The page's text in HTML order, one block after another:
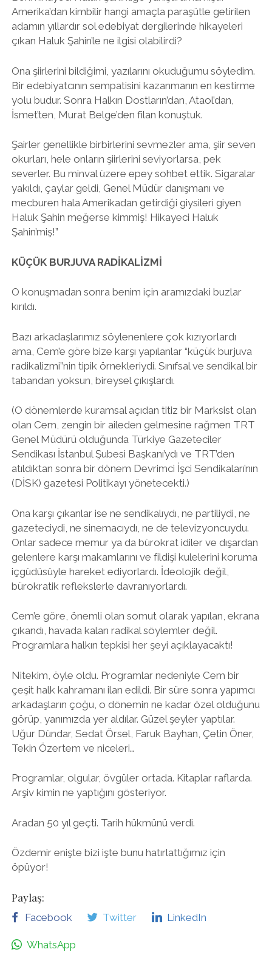
Amerika’dan kimbilir hangi amaçla paraşütle getirilen
adamın yıllardır sol edebiyat dergilerinde hikayeleri
çıkan Haluk Şahin’le ne ilgisi olabilirdi?
Ona şiirlerini bildiğimi, yazılarını okuduğumu söyledim.
Bir edebiyatcının sempatisini kazanmanın en kestirme
yolu budur. Sonra Halkın Dostların’dan, Ataol’dan,
İsmet’ten, Murat Belge’den filan konuştuk.
Şairler genellikle birbirlerini sevmezler ama, şiir seven
okurları, hele onların şiirlerini seviyorlarsa, pek
severler. Bu minval üzere epey sohbet ettik. Sigaralar
yakıldı, çaylar geldi, Genel Müdür danışmanı ve
mecburen hala Amerikadan getirdiği giysileri giyen
Haluk Şahin meğerse kimmiş! Hikayeci Haluk
Şahin’miş!”
KÜÇÜK BURJUVA RADİKALİZMİ
O konuşmadan sonra benim için aramızdaki buzlar
kırıldı.
Bazı arkadaşlarımız söylenenlere çok kızıyorlardı
ama, Cem’e göre bize karşı yapılanlar “küçük burjuva
radikalizmi”nin tipik örnekleriydi. Sınıfsal ve sendikal bir
tabandan yoksun, bireysel çıkışlardı.
(O dönemlerde kuramsal açıdan titiz bir Marksist olan
olan Cem, zengin bir aileden gelmesine rağmen TRT
Genel Müdürü olduğunda Türkiye Gazeteciler
Sendikası İstanbul Şubesi Başkanı’ydı ve TRT’den
atıldıktan sonra bir dönem Devrimci İşci Sendikaları’nın
(DİSK) gazetesi Politikayı yönetecekti.)
Ona karşı çıkanlar ise ne sendikalıydı, ne partiliydi, ne
gazeteciydi, ne sinemacıydı, ne de televizyoncuydu.
Onlar sadece memur ya da bürokrat idiler ve dışardan
gelenlere karşı makamlarını ve fildişi kulelerini koruma
içgüdüsüyle hareket ediyorlardı. İdeolojik değil,
bürokratik reflekslerle davranıyorlardı.
Cem’e göre, önemli olan somut olarak yapılan, ekrana
çıkandı, havada kalan radikal söylemler değil.
Programlara halkın tepkisi her şeyi açıklayacaktı!
Nitekim, öyle oldu. Programlar nedeniyle Cem bir
çeşit halk kahramanı ilan edildi. Bir süre sonra yapımcı
arkadaşların çoğu, o dönemin ne kadar özel olduğunu
görüp, yanımızda yer aldılar. Güzel şeyler yaptılar.
Uğur Dündar, Sedat Örsel, Faruk Bayhan, Çetin Öner,
Tekin Özertem ve niceleri…
Programlar, olgular, övgüler ortada. Kitaplar raflarda.
Arşiv kimin ne yaptığını gösteriyor.
Aradan 50 yıl geçti. Tarih hükmünü verdi.
Özdemir enişte bizi işte bunu hatırlattığımız için
öpüyor!
Paylaş:
Facebook Twitter LinkedIn
WhatsApp